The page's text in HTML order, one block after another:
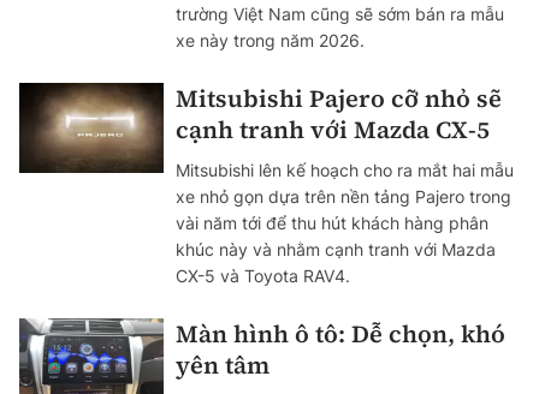
trường Việt Nam cũng sẽ sớm bán ra mẫu
xe này trong năm 2026.
Mitsubishi Pajero cỡ nhỏ sẽ
cạnh tranh với Mazda CX-5
Mitsubishi lên kế hoạch cho ra mắt hai mẫu
xe nhỏ gọn dựa trên nền tảng Pajero trong
vài năm tới để thu hút khách hàng phân
khúc này và nhằm cạnh tranh với Mazda
CX-5 và Toyota RAV4.
Màn hình ô tô: Dễ chọn, khó
yên tâm